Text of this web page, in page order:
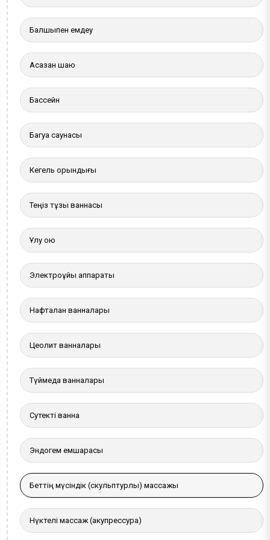
Балшықпен емдеу
Асқазан шаю
Бассейн
Багуа саунасы
Кегель орындығы
Теңіз тұзы ваннасы
Ұлу қою
Электроұйқы аппараты
Нафталан ванналары
Цеолит ванналары
Түймедақ ванналары
Сутекті ванна
Эндогем емшарасы
Беттің мүсіндік (скульптурлы) массажы
Нүктелі массаж (акупрессура)